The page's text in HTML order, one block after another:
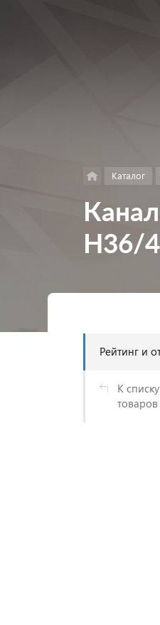
Каталог
H36/
Рейтинг и
К списку
товаров